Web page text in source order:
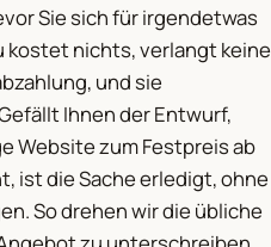
Sie sich für irgendetwas
kostet nichts, verlangt keine
und sie
Ihnen der Entwurf,
Website zum Festpreis ab
ist die Sache erledigt, ohne
So drehen wir die übliche